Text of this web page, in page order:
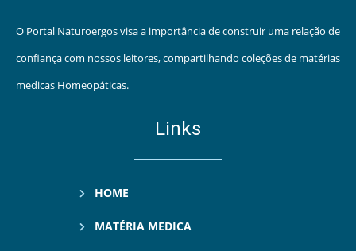
O Portal Naturoergos visa a importância de construir uma relação de
confiança com nossos leitores, compartilhando coleções de matérias
medicas Homeopáticas.
Links
HOME
MATÉRIA MEDICA